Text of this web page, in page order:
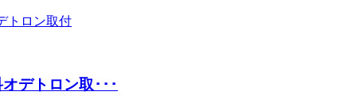
デトロン取･･･